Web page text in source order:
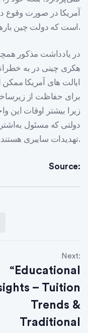
آمریکا در صورت وقوع
است که دولت چین بارها این اتهامات را رد کرده است.
در یادداشت مذکور
هکری چینی در به
ایالت های آمریکا
برای حفاظت از
زیرا بیشتر اوقات این
دولتی که مسئول
تهدیدات سایبری هستند، یکپارچه اند.
Source:
Next:
“Educational
– Tuition
Trends &
Traditional